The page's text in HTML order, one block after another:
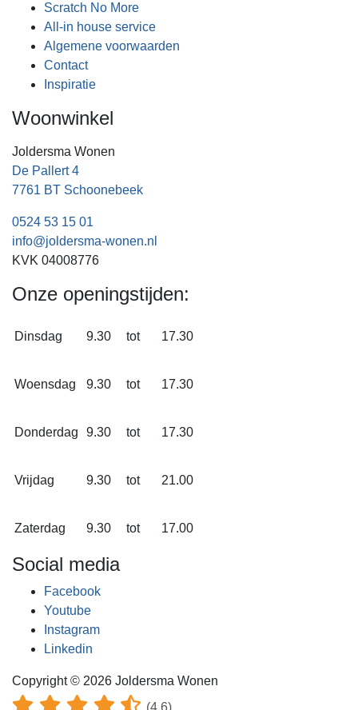
Scratch No More
All-in house service
Algemene voorwaarden
Contact
Inspiratie
Woonwinkel
Joldersma Wonen
De Pallert 4
7761 BT Schoonebeek
0524 53 15 01
info@joldersma-wonen.nl
KVK 04008776
Onze openingstijden:
Dinsdag 9.30 tot 17.30
Woensdag 9.30 tot 17.30
Donderdag 9.30 tot 17.30
Vrijdag 9.30 tot 21.00
Zaterdag 9.30 tot 17.00
Social media
Facebook
Youtube
Instagram
Linkedin
Copyright © 2026 Joldersma Wonen